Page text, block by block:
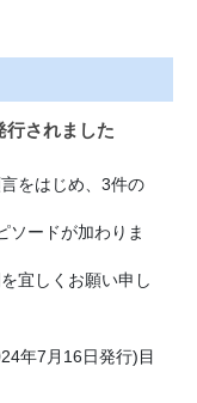
行されました
をはじめ、3件の
ソードが加わりま
宜しくお願い申し
年7月16日発行)目